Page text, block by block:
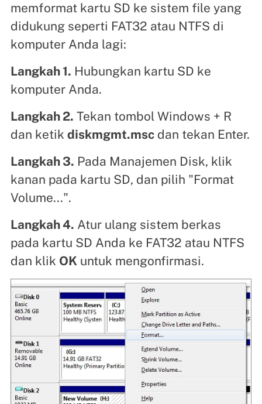
memformat kartu SD ke sistem file yang
didukung seperti FAT32 atau NTFS di
komputer Anda lagi:
Langkah 1. Hubungkan kartu SD ke
komputer Anda.
Langkah 2. Tekan tombol Windows + R
dan ketik diskmgmt.mscdan tekan Enter.
Langkah 3. Pada Manajemen Disk, klik
kanan pada kartu SD, dan pilih "Format
Volume...".
Langkah 4. Atur ulang sistem berkas
pada kartu SD Anda ke FAT32 atau NTFS
dan klik OKuntuk mengonfirmasi.